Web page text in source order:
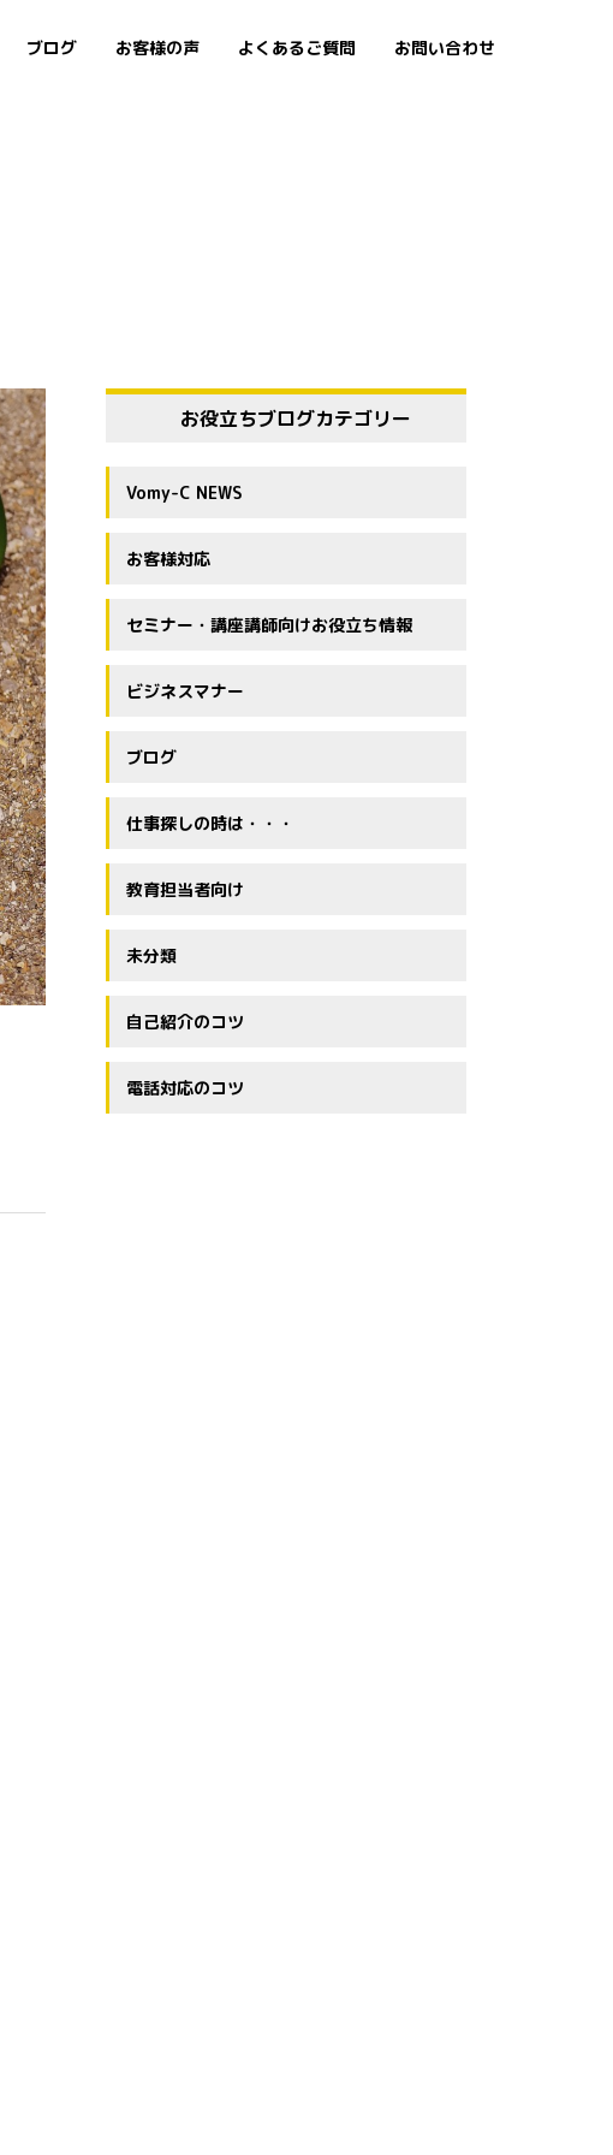
ブログ お客様の声 よくあるご質問 お問い合わせ
お役立ちブログカテゴリー
Vomy-C NEWS
お客様対応
セミナー・講座講師向けお役立ち情報
ビジネスマナー
ブログ
仕事探しの時は・・・
教育担当者向け
未分類
自己紹介のコツ
電話対応のコツ